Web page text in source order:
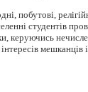
побутові,
студентів
керуючись